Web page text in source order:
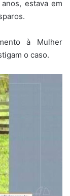
estava em
à Mulher
o caso.